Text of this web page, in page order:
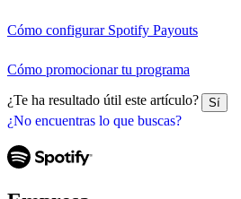
¿No encuentras lo que buscas?
Cómo configurar Spotify Payouts
Cómo promocionar tu programa
¿Te ha resultado útil este artículo? Sí